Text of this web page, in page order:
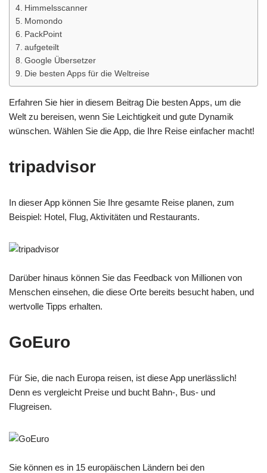
Himmelsscanner
Momondo
PackPoint
aufgeteilt
Google Übersetzer
Die besten Apps für die Weltreise
Erfahren Sie hier in diesem Beitrag Die besten Apps, um die
Welt zu bereisen, wenn Sie Leichtigkeit und gute Dynamik
wünschen. Wählen Sie die App, die Ihre Reise einfacher macht!
tripadvisor
In dieser App können Sie Ihre gesamte Reise planen, zum
Beispiel: Hotel, Flug, Aktivitäten und Restaurants.
Darüber hinaus können Sie das Feedback von Millionen von
Menschen einsehen, die diese Orte bereits besucht haben, und
wertvolle Tipps erhalten.
GoEuro
Für Sie, die nach Europa reisen, ist diese App unerlässlich!
Denn es vergleicht Preise und bucht Bahn-, Bus- und
Flugreisen.
Sie können es in 15 europäischen Ländern bei den